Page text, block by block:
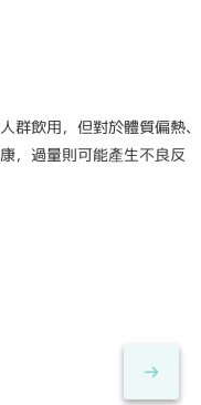
群飲用，但對於體質偏熱、
，過量則可能產生不良反